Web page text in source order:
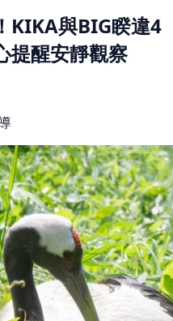
KIKA與BIG睽違4
提醒安靜觀察